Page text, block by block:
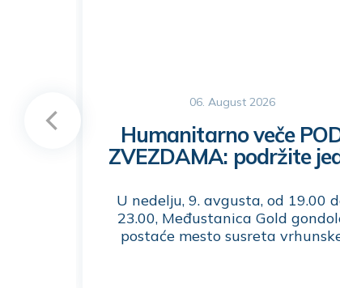
06. August 2026
Humanitarno veče
ZVEZDAMA: podržite
U nedelju, 9. avgusta, od 19.00
23.00, Međustanica Gold
postaće mesto susreta